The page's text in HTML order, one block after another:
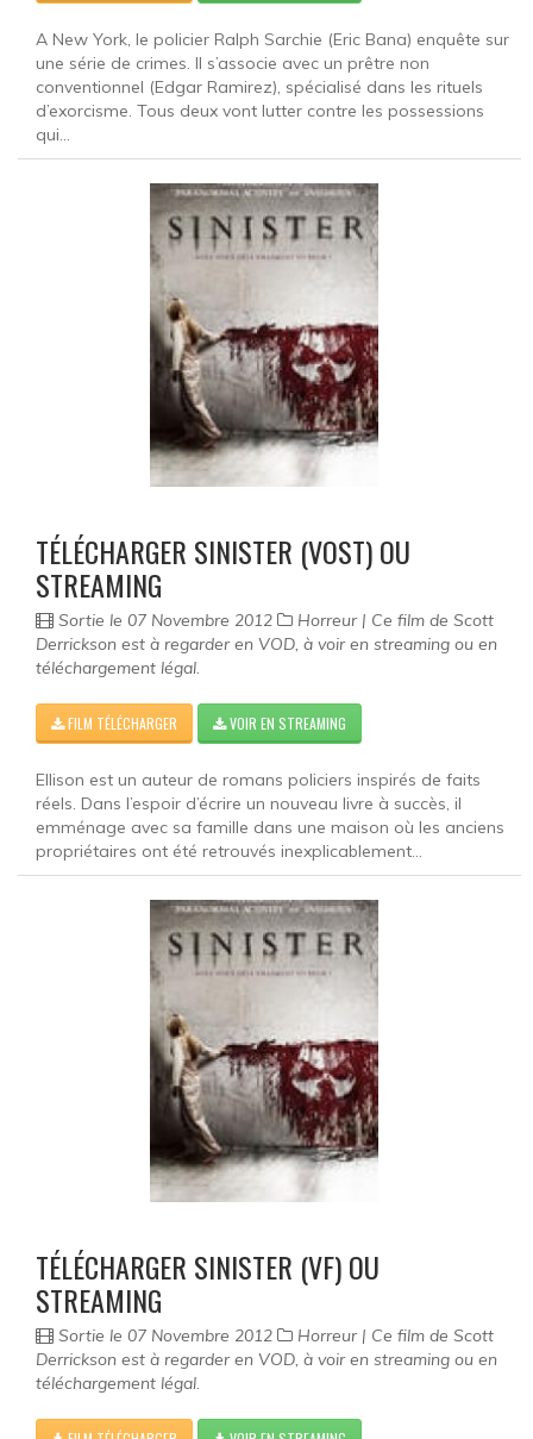
A New York, le policier Ralph Sarchie (Eric Bana) enquête sur
une série de crimes. Il s’associe avec un prêtre non
conventionnel (Edgar Ramirez), spécialisé dans les rituels
d’exorcisme. Tous deux vont lutter contre les possessions
qui...
TÉLÉCHARGER SINISTER (VOST) OU
STREAMING
Sortie le 07 Novembre 2012
Horreur | Ce film de Scott
Derrickson est à regarder en VOD, à voir en streaming ou en
téléchargement légal.
FILM TÉLÉCHARGER VOIR EN STREAMING
Ellison est un auteur de romans policiers inspirés de faits
réels. Dans l’espoir d’écrire un nouveau livre à succès, il
emménage avec sa famille dans une maison où les anciens
propriétaires ont été retrouvés inexplicablement...
TÉLÉCHARGER SINISTER (VF) OU
STREAMING
Sortie le 07 Novembre 2012
Horreur | Ce film de Scott
Derrickson est à regarder en VOD, à voir en streaming ou en
téléchargement légal.